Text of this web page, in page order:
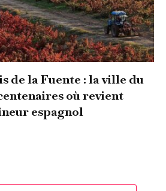
de la Fuente : la ville du
où revient
espagnol